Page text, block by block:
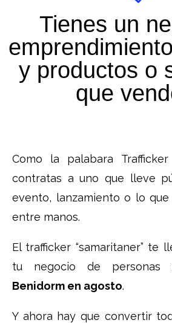
Tienes un
y productos o
que
Como la palabara
contratas a uno que lleve
evento, lanzamiento o lo
entre manos.
El trafficker “samaritaner” te
tu negocio de personas
Benidorm en agosto.
Y ahora hay que convertir